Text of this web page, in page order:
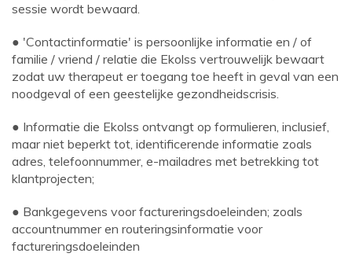
sessie wordt bewaard.
● 'Contactinformatie' is persoonlijke informatie en / of
familie / vriend / relatie die Ekolss vertrouwelijk bewaart
zodat uw therapeut er toegang toe heeft in geval van een
noodgeval of een geestelijke gezondheidscrisis.
● Informatie die Ekolss ontvangt op formulieren, inclusief,
maar niet beperkt tot, identificerende informatie zoals
adres, telefoonnummer, e-mailadres met betrekking tot
klantprojecten;
● Bankgegevens voor factureringsdoeleinden; zoals
accountnummer en routeringsinformatie voor
factureringsdoeleinden